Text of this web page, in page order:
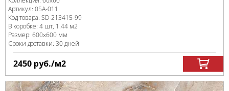
Артикул: 05А-011
Код товара: SD-213415-99
В коробке: 4 шт, 1.44 м2
Размер: 600x600 мм
Сроки доставки: 30 дней
2450 руб./м2